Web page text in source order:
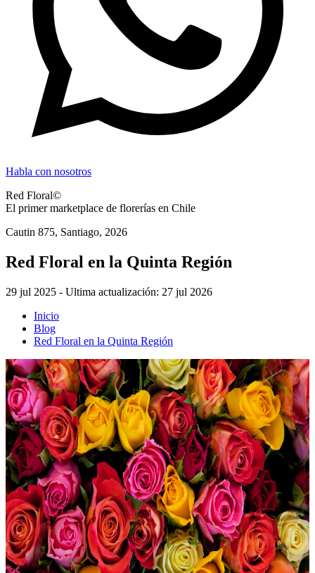
Habla con nosotros
Red Floral©
El primer marketplace de florerías en Chile
Cautin 875, Santiago, 2026
Red Floral en la Quinta Región
29 jul 2025 - Ultima actualización: 27 jul 2026
Inicio
Blog
Red Floral en la Quinta Región